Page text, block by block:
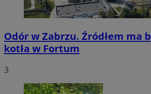
Odór w Zabrzu. Źródłem ma
kotła w Fortum
3